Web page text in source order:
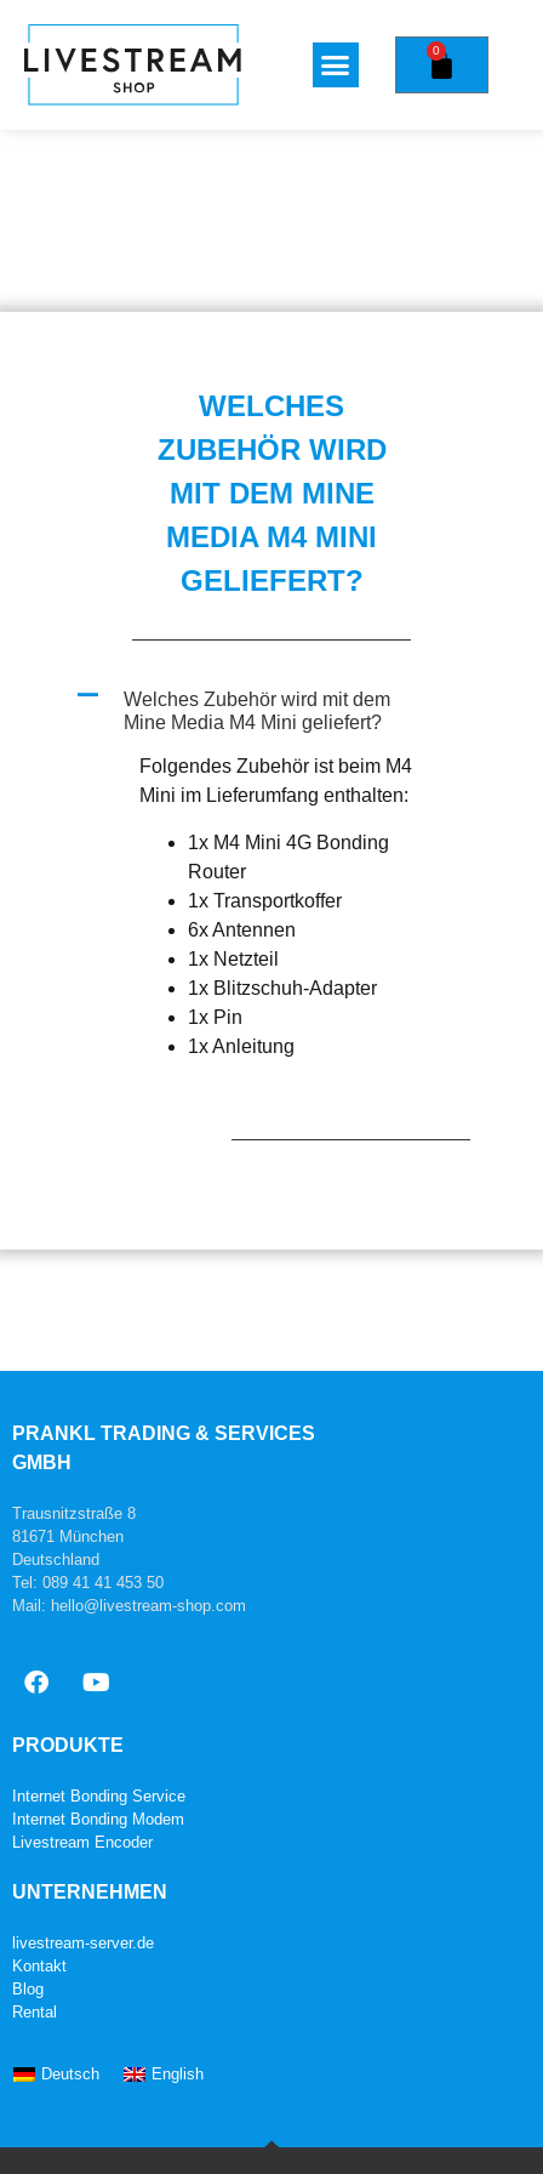
0
WELCHES
ZUBEHÖR WIRD
MIT DEM MINE
MEDIA M4 MINI
GELIEFERT?
A
Welches Zubehör wird mit dem
Mine Media M4 Mini geliefert?
Folgendes Zubehör ist beim M4
Mini im Lieferumfang enthalten:
1x M4 Mini 4G Bonding
Router
1x Transportkoffer
6x Antennen
1x Netzteil
1x Blitzschuh-Adapter
1x Pin
1x Anleitung
PRANKL TRADING & SERVICES
GMBH
Trausnitzstraße 8
81671 München
Deutschland
Tel: 089 41 41 453 50
Mail: hello@livestream-shop.com
PRODUKTE
Internet Bonding Service
Internet Bonding Modem
Livestream Encoder
UNTERNEHMEN
livestream-server.de
Kontakt
Blog
Rental
Deutsch English